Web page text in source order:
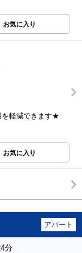
お気に入り
を軽減できます★
お気に入り
アパート
分